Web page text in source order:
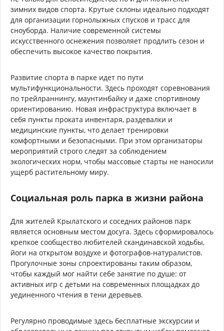
зимних видов спорта. Крутые склоны идеально подходят
для организации горнолыжных спусков и трасс для
сноуборда. Наличие современной системы
искусственного оснежения позволяет продлить сезон и
обеспечить высокое качество покрытия.
Развитие спорта в парке идет по пути
мультифункциональности. Здесь проходят соревнования
по трейлраннингу, маунтинбайку и даже спортивному
ориентированию. Новая инфраструктура включает в
себя пункты проката инвентаря, раздевалки и
медицинские пункты, что делает тренировки
комфортными и безопасными. При этом организаторы
мероприятий строго следят за соблюдением
экологических норм, чтобы массовые старты не наносили
ущерб растительному миру.
Социальная роль парка в жизни района
Для жителей Крылатского и соседних районов парк
является основным местом досуга. Здесь сформировалось
крепкое сообщество любителей скандинавской ходьбы,
йоги на открытом воздухе и фотографов-натуралистов.
Прогулочные зоны спроектированы таким образом,
чтобы каждый мог найти себе занятие по душе: от
активных игр с детьми на современных площадках до
уединенного чтения в тени деревьев.
Регулярно проводимые здесь бесплатные экскурсии и